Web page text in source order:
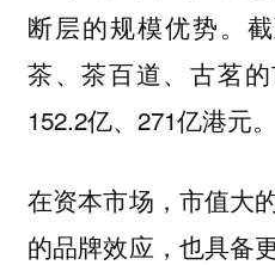
断层的规模优势。
茶、茶百道、古茗的
152.2亿、271亿港元。
在资本市场，市值大
的品牌效应，也具备